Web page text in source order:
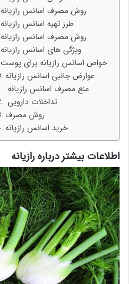
روش مصرف اسانس رازیانه
طرز تهیه اسانس رازیانه
روش مصرف اسانس رازیانه
ویژگی های اسانس رازیانه
خواص اسانس رازیانه برای پوست
عوارض جانبی اسانس رازیانه
منع مصرف اسانس رازیانه
تداخلات دارویی
روش مصرف
خرید اسانس رازیانه
اطلاعات بیشتر درباره رازیانه